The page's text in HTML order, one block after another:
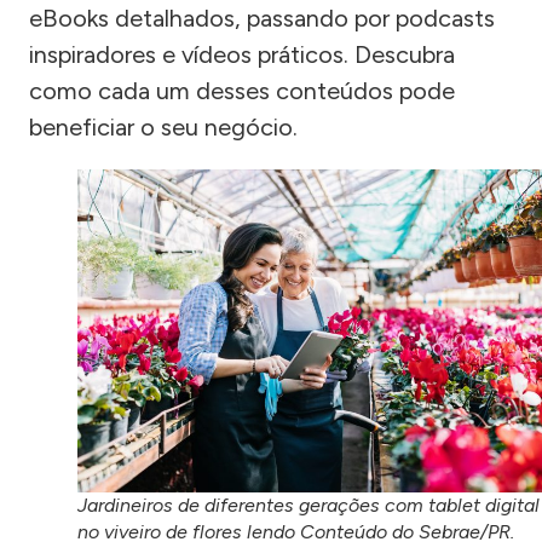
eBooks detalhados, passando por podcasts
inspiradores e vídeos práticos. Descubra
como cada um desses conteúdos pode
beneficiar o seu negócio.
Jardineiros de diferentes gerações com tablet digital
no viveiro de flores lendo Conteúdo do Sebrae/PR.